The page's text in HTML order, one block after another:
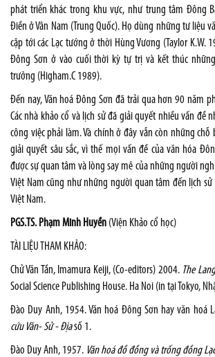
phát triển khác trong khu vực, như trung tâm Đông
Điền ở Vân Nam (Trung Quốc). Họ dùng những tư liệu
cập tới các Lạc tướng ở thời Hùng Vương (Taylor K.W.
Đông Sơn ở vào cuối thời kỳ tự trị và kết thúc
trưởng (Higham.C 1989).
Đến nay, Văn hoá Đông Sơn đã trải qua hơn 90 năm
Các nhà khảo cổ và lịch sử đã giải quyết nhiều vấn đề
công việc phải làm. Và chính ở đây vẫn còn những chỗ
giải quyết sâu sắc, vì thế mọi vấn đề của văn hóa
được sự quan tâm và lòng say mê của những người
Việt Nam cũng như những người quan tâm đến lịch
Việt Nam.
PGS.TS. Phạm Minh Huyền (Viện Khảo cổ học)
TÀI LIỆU THAM KHẢO:
Chử Văn Tần, Imamura Keiji, (Co-editors) 2004. The
Social Science Publishing House. Ha Noi (in tại Tokyo,
Đào Duy Anh, 1954. Văn hoá Đông Sơn hay văn hoá
cứu Văn- Sử - Địasố 1.
Đào Duy Anh, 1957. Văn hoá đồ đồng và trống đồng